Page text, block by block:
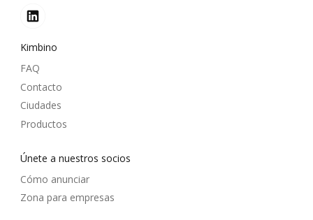
Kimbino
FAQ
Contacto
Ciudades
Productos
Únete a nuestros socios
Cómo anunciar
Zona para empresas